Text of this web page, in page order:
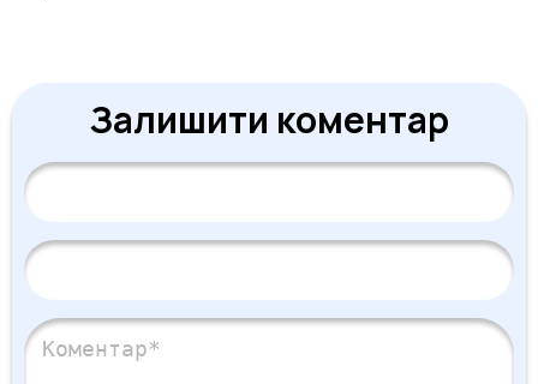
Залишити коментар